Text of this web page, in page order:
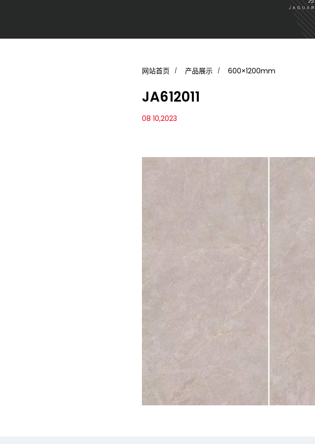
网站首页 产品展示 600×1200mm
JA612011
08 10,2023